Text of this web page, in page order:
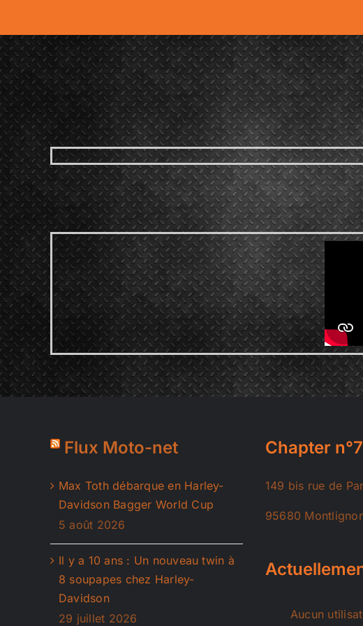
Flux Moto-net
Max Toth débarque en Harley-
Davidson Bagger World Cup
5 août 2026
Il y a 10 ans : Un nouveau twin à
8 soupapes chez Harley-
Davidson
29 juillet 2026
Chapter
149 bis rue de
95680
Aucun